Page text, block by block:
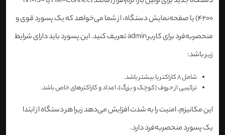
4200) یا صفحه‌نمایش دستگاه، از شما می‌خواهد که یک پسورد قوی و
منحصربه‌فرد برای کاربر admin تعریف کنید. این پسورد باید دارای شرایط
زیر باشد:
شامل 8 کاراکتر یا بیشتر باشد.
ترکیبی از حروف (کوچک و بزرگ)، اعداد و کاراکترهای خاص باشد.
این مکانیزم، امنیت را به شدت افزایش می‌دهد زیرا هر دستگاه از ابتدا
یک پسورد منحصربه‌فرد دارد.